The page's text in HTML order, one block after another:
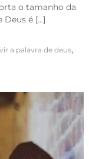
o tamanho da
Deus é […]
a palavra de deus,